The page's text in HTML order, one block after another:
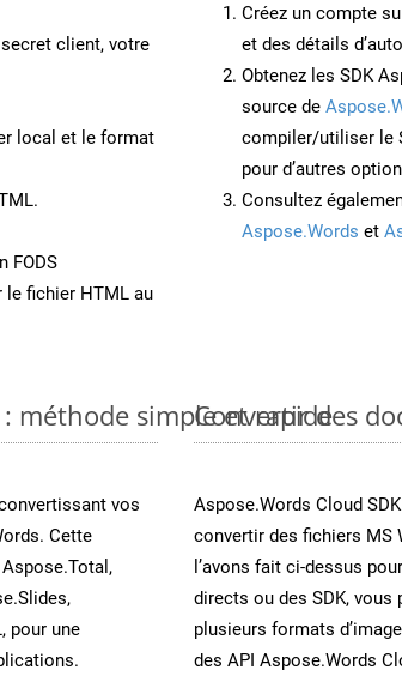
client, votre
local et le format
FODS
le fichier HTML au
Créez un compte
et des détails
Obtenez les SDK
source de
compiler/utiliser le
pour d’autres
Consultez
Aspose.Words et
méthode simple et rapide
vos
Cette
pour une
Convertir des
Aspose.Words Cloud
convertir des fichiers MS
l’avons fait ci-dessus
directs ou des SDK,
plusieurs formats
des API Aspose.Words